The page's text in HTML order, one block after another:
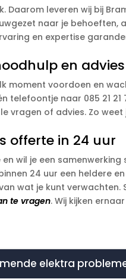
Daarom leveren wij bij
naar je
en expertise
en advies
moment voordoen en
telefoontje naar 085 21
vragen of advies. Zo
offerte in 24 uur
wil je een
24 uur een heldere
wat je kunt
te vragen. Wij kijken
elektra